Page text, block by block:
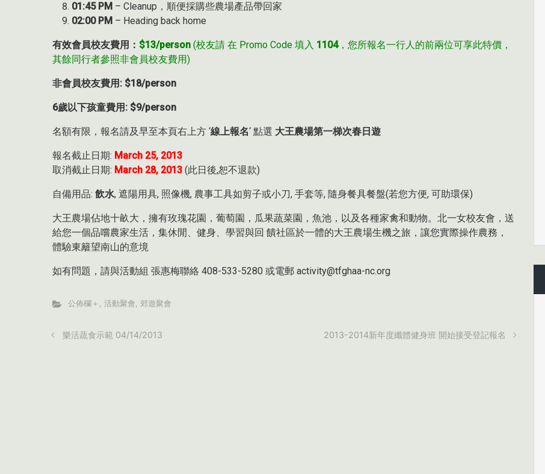
01:45 PM – Cleanup，順便採購些農場產品帶回家
02:00 PM – Heading back home
有效會員校友費用： $13/person (校友請 在 Promo Code 填入 1104，您所報名一行人的前兩位可享此特價，
其餘同行者參照非會員校友費用)
非會員校友費用: $18/person
6歲以下孩童費用: $9/person
名額有限，報名請及早至本頁右上方 ‘線上報名‘ 點選 大王農場第一梯次春日遊
報名截止日期: March 25, 2013
取消截止日期: March 28, 2013 (此日後,恕不退款)
自備用品: 飲水, 遮陽用具, 照像機, 農事工具如剪子或小刀, 手套等, 隨身餐具餐盤(若您方便, 可助環保)
大王農場佔地十畝大，擁有玫瑰花園，葡萄園，瓜果蔬菜園，魚池，以及各種家禽和動物。北一女校友會，送
給您一個品嚐農家生活，集休閒、健身、學習與回 饋社區於一體的大王農場生機之旅，讓您實際操作農務，
體驗東籬望南山的意境
如有問題，請與活動組 張惠梅聯絡 408-533-5280 或電郵 activity@tfghaa-nc.org
公佈欄＋ , 活動聚會, 郊遊聚會
樂活蔬食示範 04/14/2013 2013-2014新年度纖體健身班 開始接受登記報名